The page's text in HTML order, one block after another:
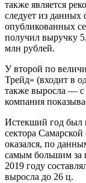
также является
следует из данных
опубликованных
получил выручку
млн рублей.
У второй по
Трейд» (входит в
также выросла —
компания
Истекший год был
сектора
оказался, по
самым большим за
2019 году
выросла до 26 ц.